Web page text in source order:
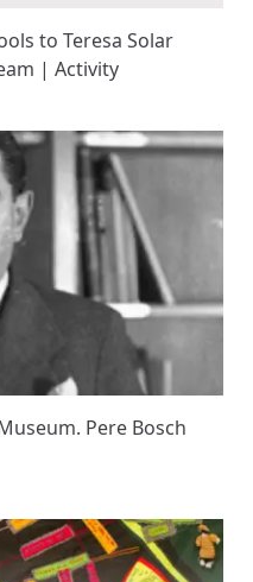
to Teresa Solar
| Activity
Pere Bosch